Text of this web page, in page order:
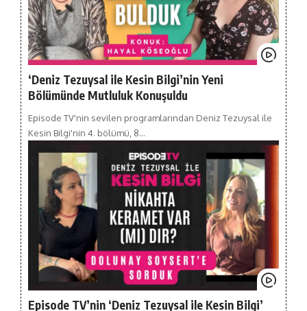
‘Deniz Tezuysal ile Kesin Bilgi’nin Yeni
Bölümünde Mutluluk Konuşuldu
Episode TV'nin sevilen programlarından Deniz Tezuysal ile
Kesin Bilgi'nin 4. bölümü, 8…
Episode TV’nin ‘Deniz Tezuysal ile Kesin Bilgi’